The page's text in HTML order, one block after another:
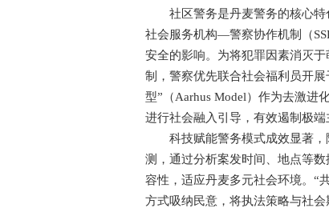
社区警务是丹麦警务的核心特
社会服务机构—警察协作机制（
安全的影响。为将犯罪因素消灭
制，警察优先联合社会福利员开
型”（Aarhus Model）作为去激进
进行社会融入引导，有效遏制极端
科技赋能警务模式成效显著，
测，通过分析案发时间、地点等
容性，适应丹麦多元社会环境。“
方式吸纳民意，将执法策略与社会